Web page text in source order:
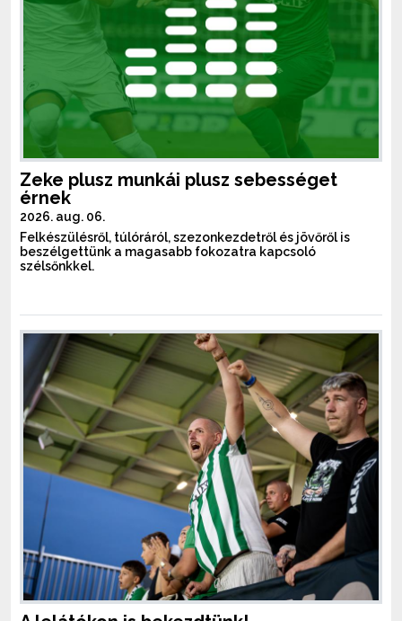
Zeke plusz munkái plusz sebességet
érnek
2026. aug. 06.
Felkészülésről, túlóráról, szezonkezdetről és jövőről is
beszélgettünk a magasabb fokozatra kapcsoló
szélsőnkkel.